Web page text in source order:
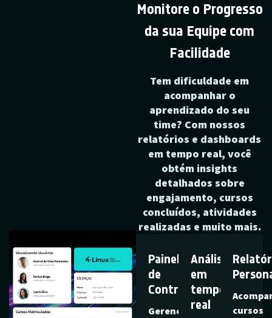
Monitore o Progresso
da sua Equipe com
Facilidade
Tem dificuldade em
acompanhar o
aprendizado do seu
time? Com nossos
relatórios e dashboards
em tempo real, você
obtém insights
detalhados sobre
engajamento, cursos
concluídos, atividades
realizadas e muito mais.
Painel
de
Controle:
Gerencie
Análise
em
tempo
real
cursos